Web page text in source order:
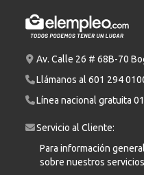
Av. Calle 26 # 68B-70
Llámanos al 601 294
Línea nacional gratuita
Servicio al Cliente:
Para información
sobre nuestros